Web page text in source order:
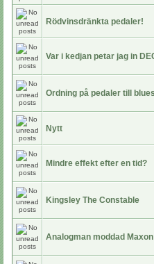
Rödvinsdränkta pedaler!
Var i kedjan petar jag in
Ordning på pedaler till
Nytt
Mindre effekt efter en tid?
Kingsley The Constable
Analogman moddad